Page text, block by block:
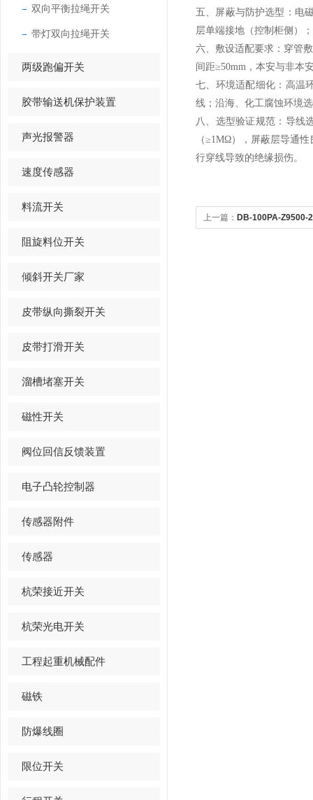
双向平衡拉绳开关
带灯双向拉绳开关
两级跑偏开关
胶带输送机保护装置
声光报警器
速度传感器
料流开关
阻旋料位开关
倾斜开关厂家
皮带纵向撕裂开关
皮带打滑开关
溜槽堵塞开关
磁性开关
阀位回信反馈装置
电子凸轮控制器
传感器附件
传感器
杭荣接近开关
杭荣光电开关
工程起重机械配件
磁铁
防爆线圈
限位开关
五、屏蔽与防护选型：电
层单端接地（控制柜侧）
六、敷设适配要求：穿管
间距≥50mm，本安与非本
七、环境适配细化：高温
线；沿海、化工腐蚀环境
八、选型验证规范：导线
（≥1MΩ），屏蔽层导通
行穿线导致的绝缘损伤。
上一篇： DB-100PA-Z9500-